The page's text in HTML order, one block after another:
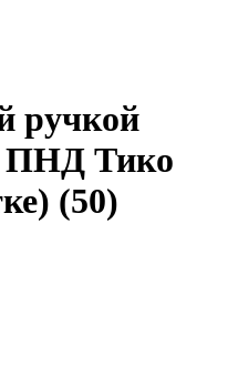
ручкой
ПНД Тико
(50)